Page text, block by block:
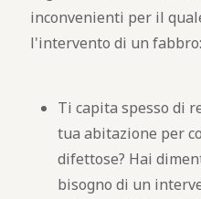
inconvenienti per il
l'intervento di un fabbro:
Ti capita spesso di
tua abitazione per
difettose? Hai
bisogno di un